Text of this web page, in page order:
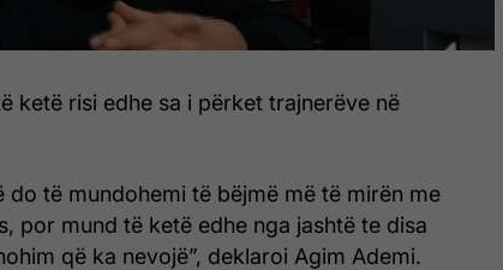
ketë risi edhe sa i përket trajnerëve në
do të mundohemi të bëjmë më të mirën me
por mund të ketë edhe nga jashtë te disa
që ka nevojë”, deklaroi Agim Ademi.